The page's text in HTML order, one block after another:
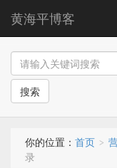
黄海平博客
搜索
你的位置： 首页 >
录